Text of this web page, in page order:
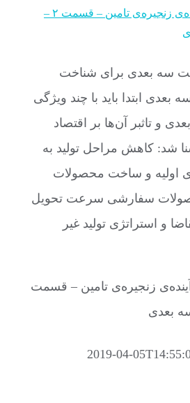
پرینت سه بعدی و آینده‌ی زنجیره‌ی تامین – قسمت ۲ –
سه بعدی برای شناخت
بعدی ابتدا باید با چند ویژگی
و تاثبر آن‌ها بر اقتصاد
شد: کاهش مراحل تولید به
اولیه و ساخت محصولات
سفارشی سرعت تحویل
و استراتژی تولید غیر
زنجیره‌ی تامین – قسمت
2019-04-